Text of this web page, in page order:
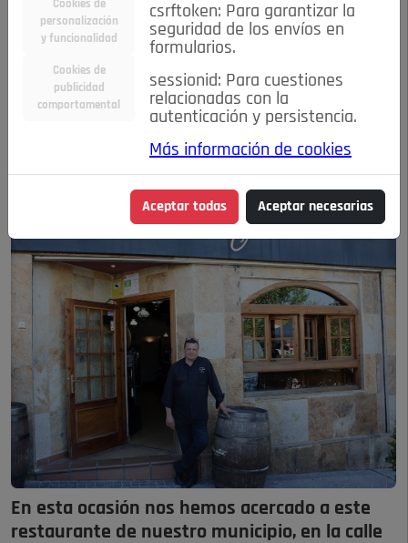
La Taberna de los
Poetas
En esta ocasión nos hemos acercado a este
restaurante de nuestro municipio, en la calle
Cookies de
personalización
y funcionalidad
Cookies de
publicidad
comportamental
csrftoken: Para garantizar la
seguridad de los envíos en
formularios.
sessionid: Para cuestiones
relacionadas con la
autenticación y persistencia.
Más información de cookies
Aceptar todas Aceptar necesarias